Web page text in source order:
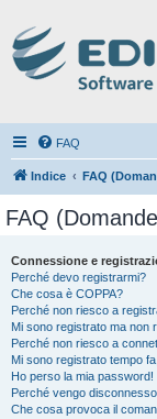
FAQ
Indice FAQ
FAQ
Connessione e
Perché devo registrarmi?
Che cosa è COPPA?
Perché non riesco a
Mi sono registrato ma non
Perché non riesco a
Mi sono registrato tempo
Ho perso la mia password!
Perché vengo
Che cosa provoca il